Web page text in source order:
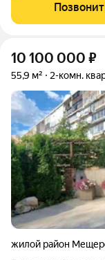
век, когда её
10 100 000 ₽
55,9 м² 2-комн.
жилой район